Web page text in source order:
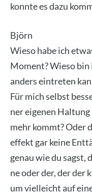
konn­te es dazu
Björn
Wie­so habe ich
Moment? Wie­so bin
anders ein­tre­ten
Für mich selbst
ner eige­nen
mehr kommt? Oder
ef­fekt gar kei­ne
genau wie du
ne oder der, der der
um viel­leicht auf